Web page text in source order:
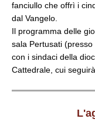
fanciullo che offrì i
dal Vangelo.
Il programma delle
sala Pertusati (presso
con i sindaci della
Cattedrale, cui